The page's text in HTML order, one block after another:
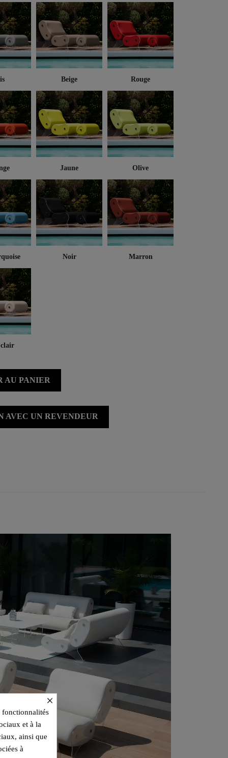
Beige Rouge
Jaune Olive
Noir Marron
clair
AU PANIER
AVEC UN REVENDEUR
×
fonctionnalités
et à la
ainsi que
à